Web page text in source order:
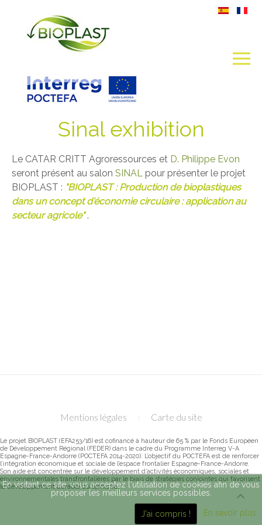
Sinal exhibition
Le CATAR CRITT Agroressources et D. Philippe Evon
seront présent au salon SINAL pour présenter le projet
BIOPLAST : "BIOPLAST : Production de bioplastiques
dans un concept d'économie circulaire : application au
secteur agricole".
Mentions légales Carte du site
Le projet BIOPLAST (EFA253/16) est cofinancé à hauteur de 65 % par le Fonds Européen
de Développement Régional (FEDER) dans le cadre du Programme Interreg V-A
Espagne-France-Andorre (POCTEFA 2014-2020). L’objectif du POCTEFA est de renforcer
l’intégration économique et sociale de l’espace frontalier Espagne-France-Andorre.
Son aide est concentrée sur le développement d’activités économiques, sociales et
environnementales transfrontalières par le biais de stratégies conjointes qui favorisent
le développement durable du territoire.
En visitant ce site, vous acceptez l'utilisation de cookies afin de vous
proposer les meilleurs services possibles.
J'ai compris ! En savoir plus